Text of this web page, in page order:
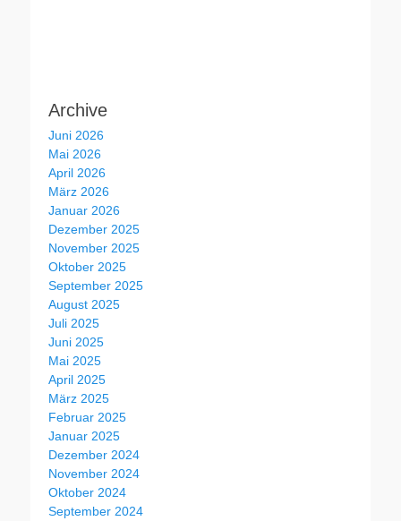
Archive
Juni 2026
Mai 2026
April 2026
März 2026
Januar 2026
Dezember 2025
November 2025
Oktober 2025
September 2025
August 2025
Juli 2025
Juni 2025
Mai 2025
April 2025
März 2025
Februar 2025
Januar 2025
Dezember 2024
November 2024
Oktober 2024
September 2024